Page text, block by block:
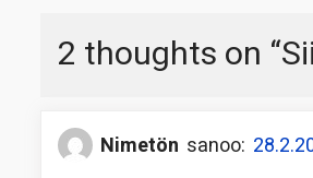
2 thoughts on “
Nimetön sanoo: